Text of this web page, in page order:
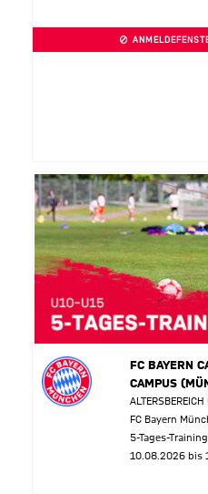
FC BAYERN
CAMPUS
FC Bayern
5-Tages-Training
10.08.2026 bis